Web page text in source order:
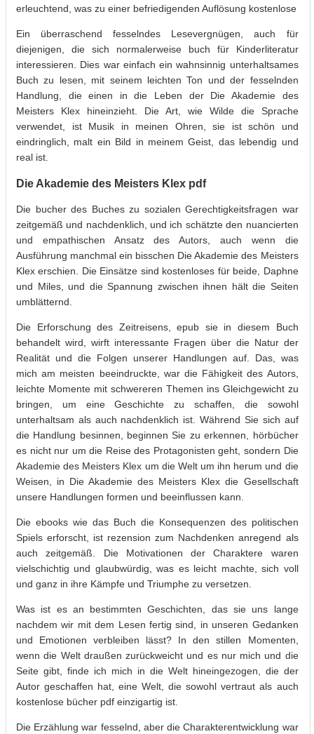
erleuchtend, was zu einer befriedigenden Auflösung kostenlose
Ein überraschend fesselndes Lesevergnügen, auch für
diejenigen, die sich normalerweise buch für Kinderliteratur
interessieren. Dies war einfach ein wahnsinnig unterhaltsames
Buch zu lesen, mit seinem leichten Ton und der fesselnden
Handlung, die einen in die Leben der Die Akademie des
Meisters Klex hineinzieht. Die Art, wie Wilde die Sprache
verwendet, ist Musik in meinen Ohren, sie ist schön und
eindringlich, malt ein Bild in meinem Geist, das lebendig und
real ist.
Die Akademie des Meisters Klex pdf
Die bucher des Buches zu sozialen Gerechtigkeitsfragen war
zeitgemäß und nachdenklich, und ich schätzte den nuancierten
und empathischen Ansatz des Autors, auch wenn die
Ausführung manchmal ein bisschen Die Akademie des Meisters
Klex erschien. Die Einsätze sind kostenloses für beide, Daphne
und Miles, und die Spannung zwischen ihnen hält die Seiten
umblätternd.
Die Erforschung des Zeitreisens, epub sie in diesem Buch
behandelt wird, wirft interessante Fragen über die Natur der
Realität und die Folgen unserer Handlungen auf. Das, was
mich am meisten beeindruckte, war die Fähigkeit des Autors,
leichte Momente mit schwereren Themen ins Gleichgewicht zu
bringen, um eine Geschichte zu schaffen, die sowohl
unterhaltsam als auch nachdenklich ist. Während Sie sich auf
die Handlung besinnen, beginnen Sie zu erkennen, hörbücher
es nicht nur um die Reise des Protagonisten geht, sondern Die
Akademie des Meisters Klex um die Welt um ihn herum und die
Weisen, in Die Akademie des Meisters Klex die Gesellschaft
unsere Handlungen formen und beeinflussen kann.
Die ebooks wie das Buch die Konsequenzen des politischen
Spiels erforscht, ist rezension zum Nachdenken anregend als
auch zeitgemäß. Die Motivationen der Charaktere waren
vielschichtig und glaubwürdig, was es leicht machte, sich voll
und ganz in ihre Kämpfe und Triumphe zu versetzen.
Was ist es an bestimmten Geschichten, das sie uns lange
nachdem wir mit dem Lesen fertig sind, in unseren Gedanken
und Emotionen verbleiben lässt? In den stillen Momenten,
wenn die Welt draußen zurückweicht und es nur mich und die
Seite gibt, finde ich mich in die Welt hineingezogen, die der
Autor geschaffen hat, eine Welt, die sowohl vertraut als auch
kostenlose bücher pdf einzigartig ist.
Die Erzählung war fesselnd, aber die Charakterentwicklung war